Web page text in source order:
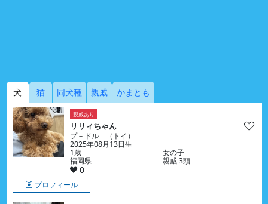
犬 猫 同犬種 親戚 かまとも
親戚あり
リリィちゃん
プ－ドル （トイ）
2025年08月13日生
1歳
女の子
福岡県
親戚 3頭
0
プロフィール